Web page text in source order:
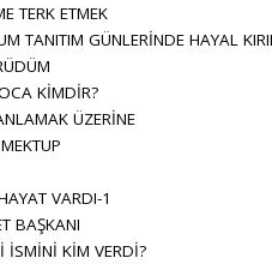
TERK ETMEK
TANITIM GÜNLERİNDE HAYAL
KİMDİR?
ÜZERİNE
VARDI-1
BAŞKANI
İSMİNİ KİM VERDİ?